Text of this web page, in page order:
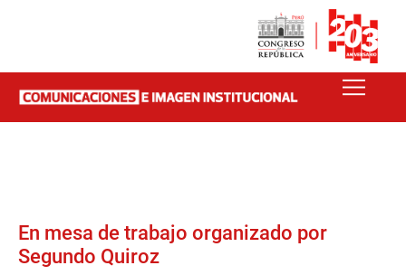
En mesa de trabajo organizado por
Segundo Quiroz